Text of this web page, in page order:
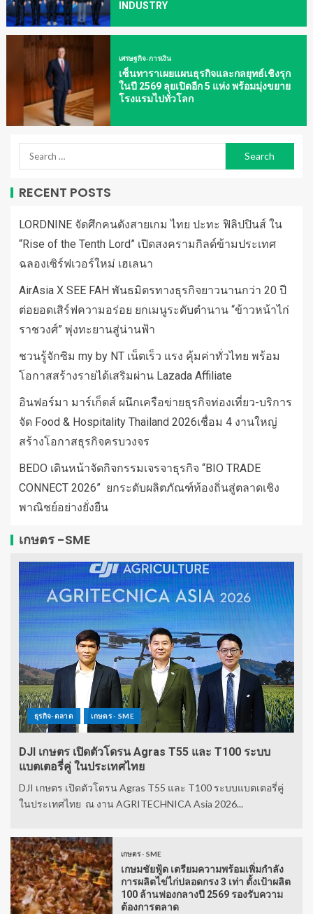
INDUSTRY
เศรษฐกิจ-การเงิน
เซ็นทาราเผยแผนธุรกิจและกลยุทธ์เชิงรุก
ในปี 2569 ลุยเปิดอีก 5 แห่ง พร้อมมุ่งขยาย
โรงแรมไปทั่วโลก
RECENT POSTS
LORDNINE จัดศึกคนดังสายเกม ไทย ปะทะ ฟิลิปปินส์ ใน
“Rise of the Tenth Lord” เปิดสงครามกิลด์ข้ามประเทศ
ฉลองเซิร์ฟเวอร์ใหม่ เฮเลนา
AirAsia X SEE FAH พันธมิตรทางธุรกิจยาวนานกว่า 20 ปี
ต่อยอดเสิร์ฟความอร่อย ยกเมนูระดับตำนาน “ข้าวหน้าไก่
ราชวงศ์” พุ่งทะยานสู่น่านฟ้า
ชวนรู้จักซิม my by NT เน็ตเร็ว แรง คุ้มค่าทั่วไทย พร้อม
โอกาสสร้างรายได้เสริมผ่าน Lazada Affiliate
อินฟอร์มา มาร์เก็ตส์ ผนึกเครือข่ายธุรกิจท่องเที่ยว-บริการ
จัด Food & Hospitality Thailand 2026เชื่อม 4 งานใหญ่
สร้างโอกาสธุรกิจครบวงจร
BEDO เดินหน้าจัดกิจกรรมเจรจาธุรกิจ “BIO TRADE
CONNECT 2026” ยกระดับผลิตภัณฑ์ท้องถิ่นสู่ตลาดเชิง
พาณิชย์อย่างยั่งยืน
เกษตร -SME
ธุรกิจ-ตลาด เกษตร - SME
DJI เกษตร เปิดตัวโดรน Agras T55 และ T100 ระบบ
แบตเตอรี่คู่ ในประเทศไทย
DJI เกษตร เปิดตัวโดรน Agras T55 และ T100 ระบบแบตเตอรี่คู่
ในประเทศไทย ณ งาน AGRITECHNICA Asia 2026...
เกษตร - SME
เกษมชัยฟู้ด เตรียมความพร้อมเพิ่มกำลัง
การผลิตไข่ไก่ปลอดกรง 3 เท่า ตั้งเป้าผลิต
100 ล้านฟองกลางปี 2569 รองรับความ
ต้องการตลาด